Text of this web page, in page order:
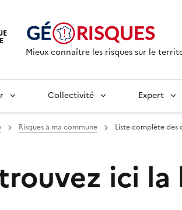
Mieux connaître les risques sur le
Collectivité Expert
Risques à ma commune Liste complète des
ici